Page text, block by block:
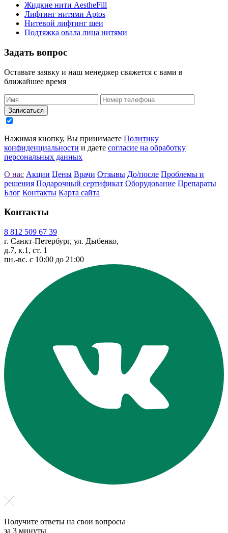
Жидкие нити AestheFill
Лифтинг нитями Aptos
Нитевой лифтинг шеи
Подтяжка овала лица нитями
Задать вопрос
Оставьте заявку и наш менеджер свяжется с вами в
ближайшее время
Записаться
Нажимая кнопку, Вы принимаете Политику
конфиденциальности и даете согласие на обработку
персональных данных
О нас Акции Цены Врачи Отзывы До/после Проблемы и
решения Подарочный сертификат Оборудование Препараты
Блог Контакты Карта сайта
Контакты
8 812 509 67 39
г. Санкт-Петербург, ул. Дыбенко,
д.7, к.1, ст. 1
пн.-вс. с 10:00 до 21:00
Получите ответы на свои вопросы
за 3 минуты